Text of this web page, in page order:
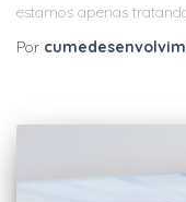
estamos apenas
Por